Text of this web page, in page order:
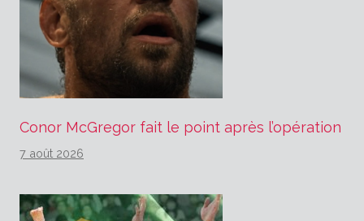
Conor McGregor fait le point après l’opération
7 août 2026